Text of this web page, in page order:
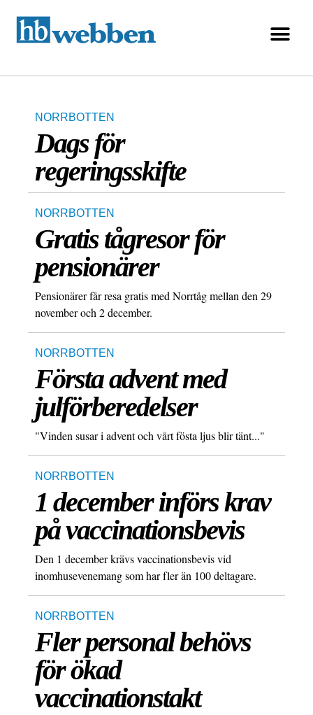
NORRBOTTEN
Dags för
regeringsskifte
NORRBOTTEN
Gratis tågresor för
pensionärer
Pensionärer får resa gratis med Norrtåg mellan den 29
november och 2 december.
NORRBOTTEN
Första advent med
julförberedelser
"Vinden susar i advent och vårt fösta ljus blir tänt..."
NORRBOTTEN
1 december införs krav
på vaccinationsbevis
Den 1 december krävs vaccinationsbevis vid
inomhusevenemang som har fler än 100 deltagare.
NORRBOTTEN
Fler personal behövs
för ökad
vaccinationstakt